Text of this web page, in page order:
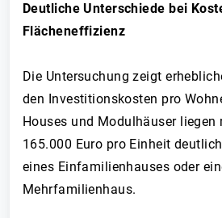
Deutliche Unterschiede bei
Flächeneffizienz
Die Untersuchung zeigt
den Investitionskosten pro
Houses und Modulhäuser
165.000 Euro pro Einheit
eines Einfamilienhauses oder
Mehrfamilienhaus.